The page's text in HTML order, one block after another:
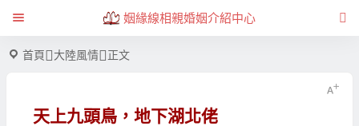
姻緣線相親婚姻介紹中心
首頁 大陸風情 正文
天上九頭鳥，地下湖北佬